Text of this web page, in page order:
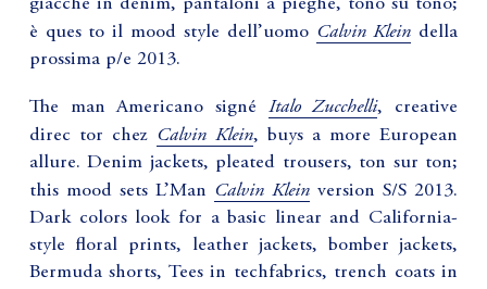
è ques to il mood style dell’uomo Calvin Klein della
prossima p/e 2013.
The man Americano signé Italo Zucchelli, creative
direc tor chez Calvin Klein, buys a more European
allure. Denim jackets, pleated trousers, ton sur ton;
this mood sets L’Man Calvin Klein version S/S 2013.
Dark colors look for a basic linear and California-
style floral prints, leather jackets, bomber jackets,
Bermuda shorts, Tees in techfabrics, trench coats in